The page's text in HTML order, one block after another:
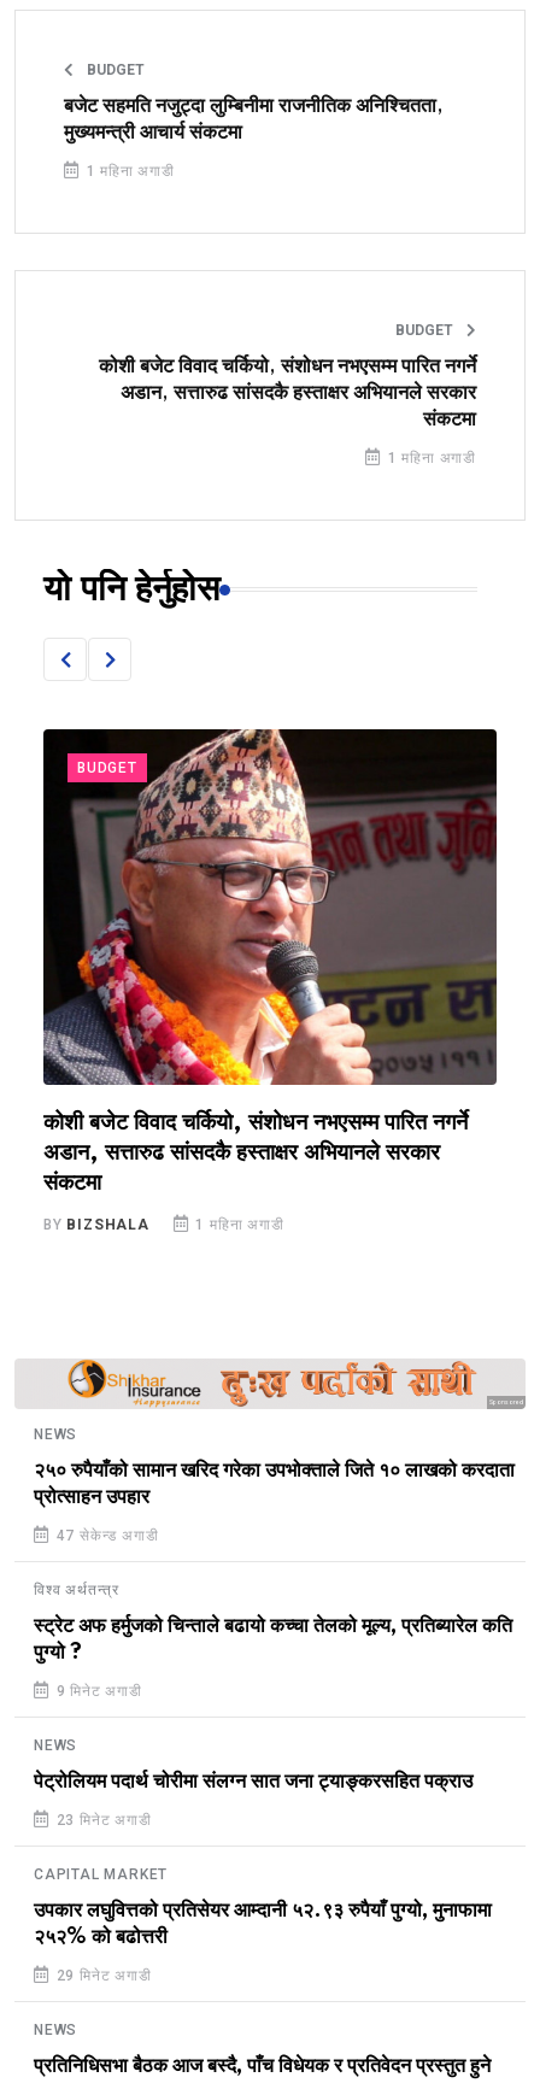
BUDGET
बजेट सहमति नजुट्दा लुम्बिनीमा राजनीतिक अनिश्चितता,
मुख्यमन्त्री आचार्य संकटमा
1 महिना अगाडी
BUDGET
कोशी बजेट विवाद चर्कियो, संशोधन नभएसम्म पारित नगर्ने
अडान, सत्तारुढ सांसदकै हस्ताक्षर अभियानले सरकार
संकटमा
1 महिना अगाडी
यो पनि हेर्नुहोस
BUDGET
कोशी बजेट विवाद चर्कियो, संशोधन नभएसम्म पारित नगर्ने
अडान, सत्तारुढ सांसदकै हस्ताक्षर अभियानले सरकार
संकटमा
BY BIZSHALA 1 महिना अगाडी
Sponsored
NEWS
२५० रुपैयाँको सामान खरिद गरेका उपभोक्ताले जिते १० लाखको करदाता
प्रोत्साहन उपहार
47 सेकेन्ड अगाडी
विश्व अर्थतन्त्र
स्ट्रेट अफ हर्मुजको चिन्ताले बढायो कच्चा तेलको मूल्य, प्रतिब्यारेल कति
पुग्यो ?
9 मिनेट अगाडी
NEWS
पेट्रोलियम पदार्थ चोरीमा संलग्न सात जना ट्याङ्करसहित पक्राउ
23 मिनेट अगाडी
CAPITAL MARKET
उपकार लघुवित्तको प्रतिसेयर आम्दानी ५२.९३ रुपैयाँ पुग्यो, मुनाफामा
२५२% को बढोत्तरी
29 मिनेट अगाडी
NEWS
प्रतिनिधिसभा बैठक आज बस्दै, पाँच विधेयक र प्रतिवेदन प्रस्तुत हुने